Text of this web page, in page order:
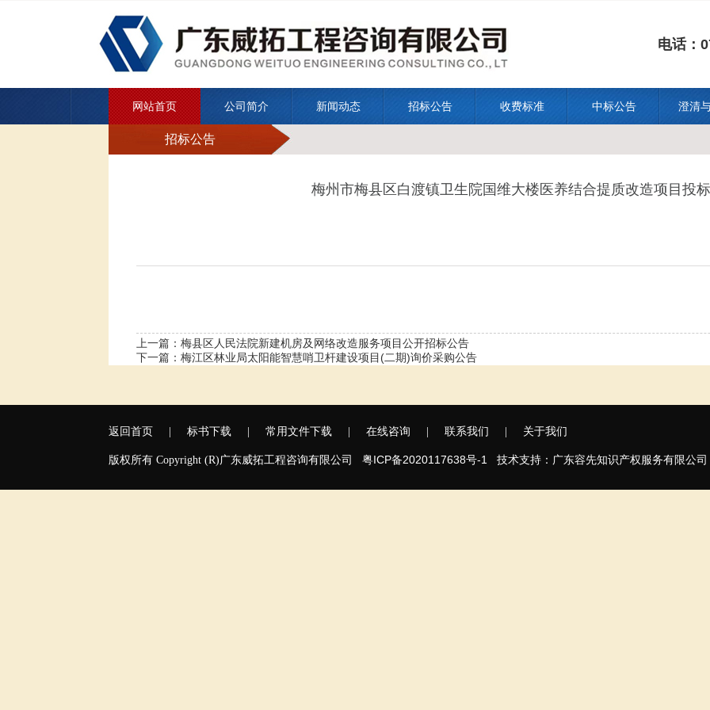
电话：
网站首页 公司简介 新闻动态 招标公告 收费标准 中标公告 澄清
招标公告
梅州市梅县区白渡镇卫生院国维大楼医养结合提质改造项目投
上一篇： 梅县区人民法院新建机房及网络改造服务项目公开招标公告
下一篇： 梅江区林业局太阳能智慧哨卫杆建设项目(二期)询价采购公告
返回首页 标书下载 常用文件下载 在线咨询 联系我们 关于我们
版权所有 Copyright (R)广东威拓工程咨询有限公司 粤ICP备2020117638号-1 技术支持： 广东容先知识产权服务有限公司